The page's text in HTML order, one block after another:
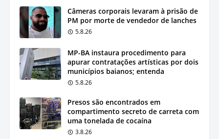
Câmeras corporais levaram à prisão de
PM por morte de vendedor de lanches
5.8.26
MP-BA instaura procedimento para
apurar contratações artísticas por dois
municípios baianos; entenda
5.8.26
Presos são encontrados em
compartimento secreto de carreta com
uma tonelada de cocaína
3.8.26